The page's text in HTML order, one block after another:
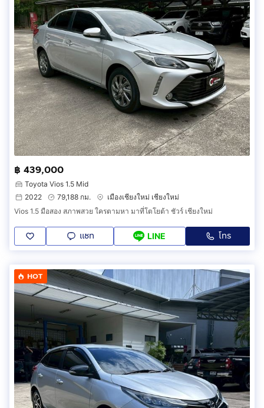
฿ 439,000
Toyota Vios 1.5 Mid
2022
79,188 กม.
เมืองเชียงใหม่ เชียงใหม่
Vios 1.5 มือสอง สภาพสวย ใครตามหา มาที่โตโยต้า ชัวร์ เชียงใหม่
แชท LINE โทร
HOT